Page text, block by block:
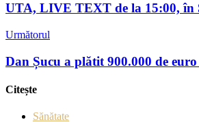
UTA, LIVE TEXT de la 15:00, în
Următorul
Dan Șucu a plătit 900.000 de
Citește
Sănătate